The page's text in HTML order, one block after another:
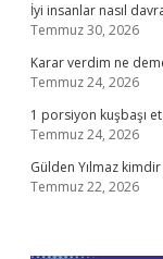
İyi insanlar nasıl
Temmuz 30, 2026
Karar verdim ne
Temmuz 24, 2026
1 porsiyon kuşbaşı
Temmuz 24, 2026
Gülden Yılmaz kimdir
Temmuz 22, 2026